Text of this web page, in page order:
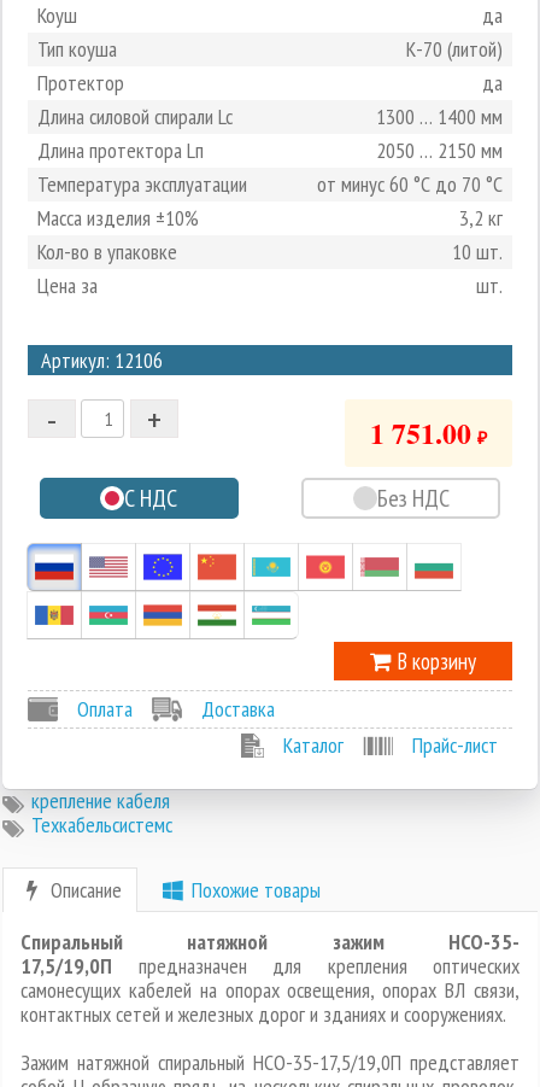
Коуш
да
Тип коуша
К-70 (литой)
Протектор
да
Длина силовой спирали Lc
1300 … 1400 мм
Длина протектора Lп
2050 … 2150 мм
Температура эксплуатации
от минус 60 °С до 70 °С
Масса изделия ±10%
3,2 кг
Кол-во в упаковке
10 шт.
Цена за
шт.
Артикул: 12106
2
1
-1
+
- 1 751.00 ₽
С НДС Без НДС
В корзину
Оплата
Доставка
Каталог
Прайс-лист
крепление кабеля
Техкабельсистемс
Описание
Похожие товары
Спиральный натяжной зажим НСО-35-
17,5/19,0П предназначен для крепления оптических
самонесущих кабелей на опорах освещения, опорах ВЛ связи,
контактных сетей и железных дорог и зданиях и сооружениях.
Зажим натяжной спиральный НСО-35-17,5/19,0П представляет